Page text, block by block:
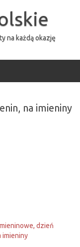
na każdą okazję
na imieniny
dzień
imieniny